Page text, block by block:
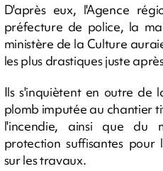
D'après eux, l'Agence
préfecture de police, la
ministère de la Culture
les plus drastiques juste
Ils s'inquiètent en outre de
plomb imputée au chantier
l'incendie, ainsi que du
protection suffisantes pour
sur les travaux.